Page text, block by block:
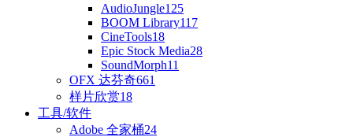
AudioJungle125
BOOM Library117
CineTools18
Epic Stock Media28
SoundMorph11
OFX 达芬奇661
样片欣赏18
工具/软件
Adobe 全家桶24